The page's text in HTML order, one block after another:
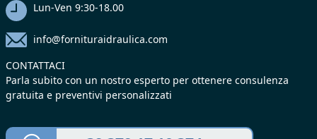
Lun-Ven 9:30-18.00
info@fornituraidraulica.com
CONTATTACI
Parla subito con un nostro esperto per ottenere consulenza
gratuita e preventivi personalizzati